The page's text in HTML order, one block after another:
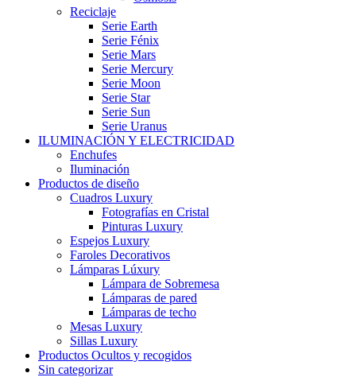
Reciclaje
Serie Earth
Serie Fénix
Serie Mars
Serie Mercury
Serie Moon
Serie Star
Serie Sun
Serie Uranus
ILUMINACIÓN Y ELECTRICIDAD
Enchufes
Iluminación
Productos de diseño
Cuadros Luxury
Fotografías en Cristal
Pinturas Luxury
Espejos Luxury
Faroles Decorativos
Lámparas Lúxury
Lámpara de Sobremesa
Lámparas de pared
Lámparas de techo
Mesas Luxury
Sillas Luxury
Productos Ocultos y recogidos
Sin categorizar